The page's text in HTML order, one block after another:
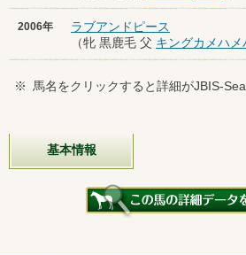
2006年
ラブアンドピース
（牝 黒鹿毛 父 キングカメハメ
※ 馬名をクリックすると詳細がJBIS-
基本情報